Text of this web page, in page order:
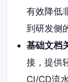
有效降低
到研发侧
基础文档
接，提供
CI/CD流